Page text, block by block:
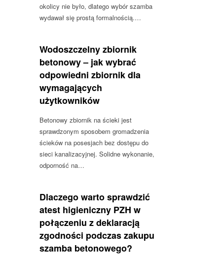
okolicy nie było, dlatego wybór szamba
wydawał się prostą formalnością.…
Wodoszczelny zbiornik
betonowy – jak wybrać
odpowiedni zbiornik dla
wymagających
użytkowników
Betonowy zbiornik na ścieki jest
sprawdzonym sposobem gromadzenia
ścieków na posesjach bez dostępu do
sieci kanalizacyjnej. Solidne wykonanie,
odporność na…
Dlaczego warto sprawdzić
atest higieniczny PZH w
połączeniu z deklaracją
zgodności podczas zakupu
szamba betonowego?